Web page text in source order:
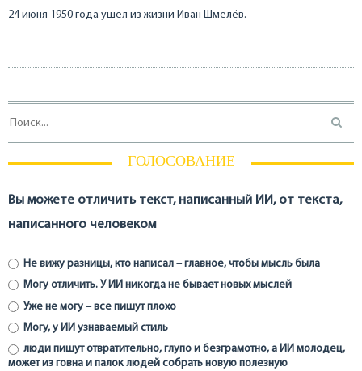
24 июня 1950 года ушел из жизни Иван Шмелёв.
ГОЛОСОВАНИЕ
Вы можете отличить текст, написанный ИИ, от текста,
написанного человеком
Не вижу разницы, кто написал – главное, чтобы мысль была
Могу отличить. У ИИ никогда не бывает новых мыслей
Уже не могу – все пишут плохо
Могу, у ИИ узнаваемый стиль
люди пишут отвратительно, глупо и безграмотно, а ИИ молодец,
может из говна и палок людей собрать новую полезную